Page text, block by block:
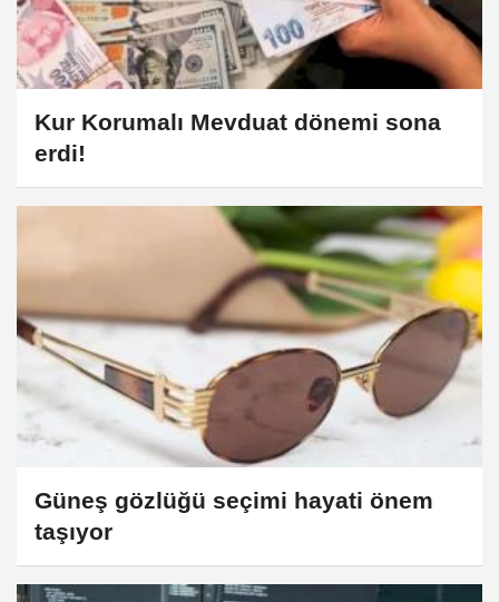
Kur Korumalı Mevduat dönemi sona
erdi!
Güneş gözlüğü seçimi hayati önem
taşıyor